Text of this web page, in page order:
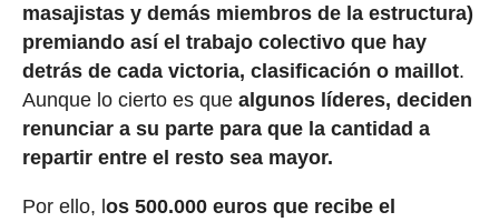
masajistas y demás miembros de la estructura)
premiando así el trabajo colectivo que hay
detrás de cada victoria, clasificación o maillot.
Aunque lo cierto es que algunos líderes, deciden
renunciar a su parte para que la cantidad a
repartir entre el resto sea mayor.
Por ello, los 500.000 euros que recibe el